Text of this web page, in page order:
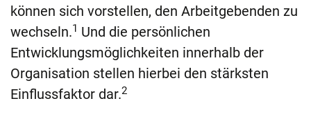
können sich vorstellen, den Arbeitgebenden zu
wechseln.1 Und die persönlichen
Entwicklungsmöglichkeiten innerhalb der
Organisation stellen hierbei den stärksten
Einflussfaktor dar.2